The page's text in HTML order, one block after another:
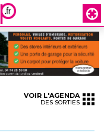
VOIR L'AGENDA
DES SORTIES